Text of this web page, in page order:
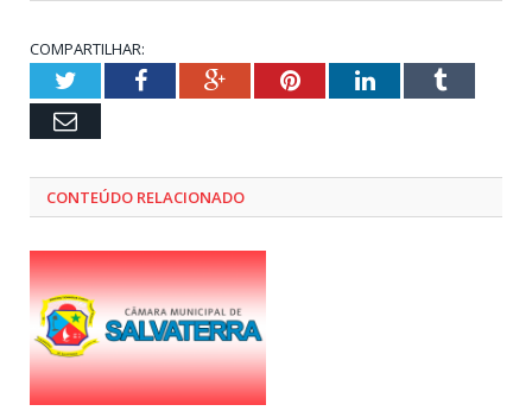
COMPARTILHAR:
TwitterFacebookGoogle+PinterestLinkedInTumblr
Email
CONTEÚDO RELACIONADO